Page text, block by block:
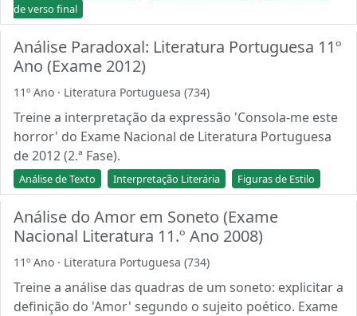
de verso final
Análise Paradoxal: Literatura Portuguesa 11º
Ano (Exame 2012)
11º Ano · Literatura Portuguesa (734)
Treine a interpretação da expressão 'Consola-me este
horror' do Exame Nacional de Literatura Portuguesa
de 2012 (2.ª Fase).
Análise de Texto Interpretação Literária Figuras de Estilo
Análise do Amor em Soneto (Exame
Nacional Literatura 11.º Ano 2008)
11º Ano · Literatura Portuguesa (734)
Treine a análise das quadras de um soneto: explicitar a
definição do 'Amor' segundo o sujeito poético. Exame